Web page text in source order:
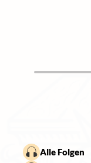
Alle Folgen